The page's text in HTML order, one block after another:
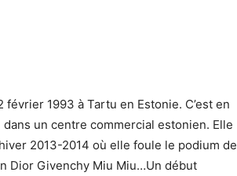
février 1993 à Tartu en Estonie. C’est en
un centre commercial estonien. Elle
2013-2014 où elle foule le podium de
Dior Givenchy Miu Miu…Un début